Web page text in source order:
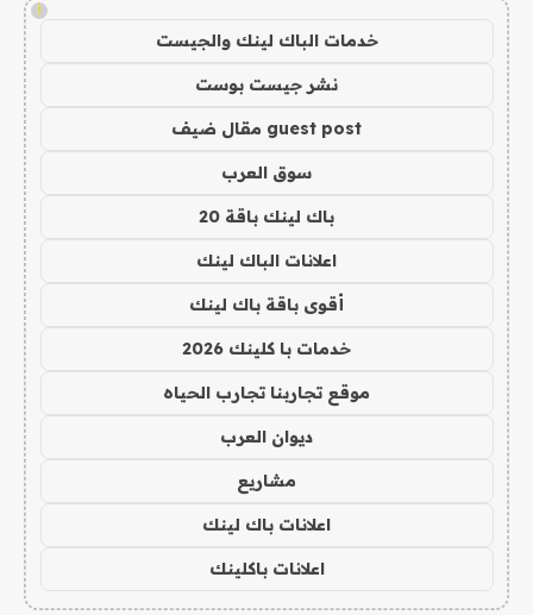
!
خدمات الباك لينك والجيست
نشر جيست بوست
guest post مقال ضيف
سوق العرب
باك لينك باقة 20
اعلانات الباك لينك
أقوى باقة باك لينك
خدمات با كلينك 2026
موقع تجاربنا تجارب الحياه
ديوان العرب
مشاريع
اعلانات باك لينك
اعلانات باكلينك